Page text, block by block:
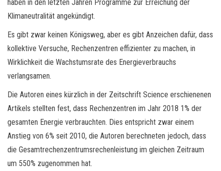
haben in den letzten Jahren Programme zur Erreichung der
Klimaneutralität angekündigt.
Es gibt zwar keinen Königsweg, aber es gibt Anzeichen dafür, dass
kollektive Versuche, Rechenzentren effizienter zu machen, in
Wirklichkeit die Wachstumsrate des Energieverbrauchs
verlangsamen.
Die Autoren eines kürzlich in der Zeitschrift Science erschienenen
Artikels stellten fest, dass Rechenzentren im Jahr 2018 1% der
gesamten Energie verbrauchten. Dies entspricht zwar einem
Anstieg von 6% seit 2010, die Autoren berechneten jedoch, dass
die Gesamtrechenzentrumsrechenleistung im gleichen Zeitraum
um 550% zugenommen hat.